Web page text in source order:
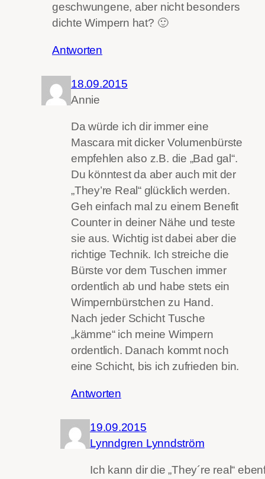
geschwungene, aber nicht besonders
dichte Wimpern hat? 🙂
Antworten
18.09.2015
Annie
Da würde ich dir immer eine
Mascara mit dicker Volumenbürste
empfehlen also z.B. die „Bad gal“.
Du könntest da aber auch mit der
„They’re Real“ glücklich werden.
Geh einfach mal zu einem Benefit
Counter in deiner Nähe und teste
sie aus. Wichtig ist dabei aber die
richtige Technik. Ich streiche die
Bürste vor dem Tuschen immer
ordentlich ab und habe stets ein
Wimpernbürstchen zu Hand.
Nach jeder Schicht Tusche
„kämme“ ich meine Wimpern
ordentlich. Danach kommt noch
eine Schicht, bis ich zufrieden bin.
Antworten
19.09.2015
Lynndgren Lynndström
Ich kann dir die „They´re real“